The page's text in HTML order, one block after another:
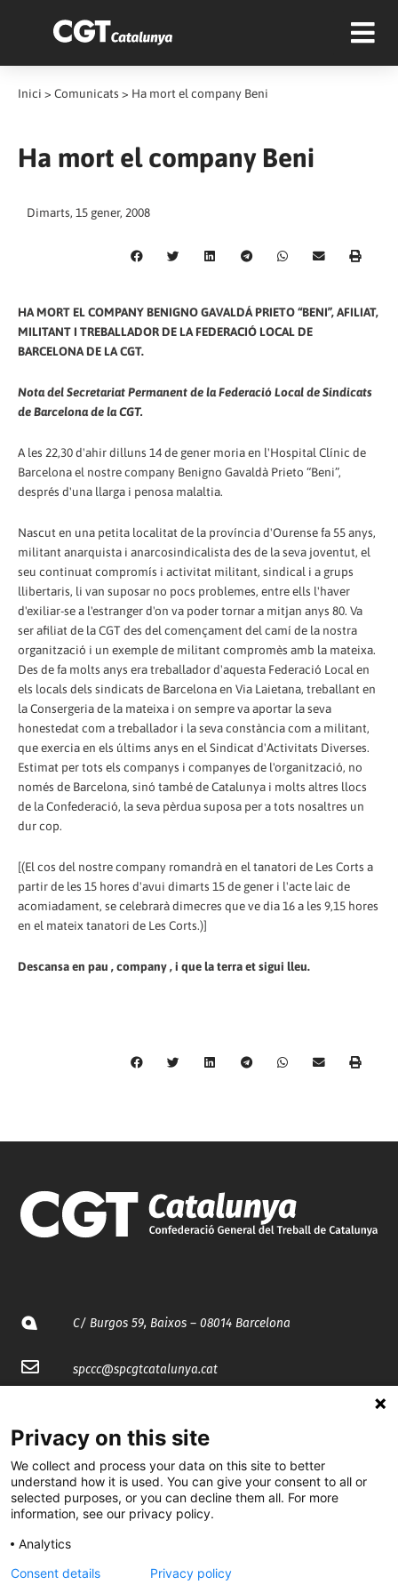
Inici > Comunicats > Ha mort el company Beni
Ha mort el company Beni
Dimarts, 15 gener, 2008
HA MORT EL COMPANY BENIGNO GAVALDÁ PRIETO “BENI”, AFILIAT,
MILITANT I TREBALLADOR DE LA FEDERACIÓ LOCAL DE
BARCELONA DE LA CGT.
Nota del Secretariat Permanent de la Federació Local de Sindicats
de Barcelona de la CGT.
A les 22,30 d'ahir dilluns 14 de gener moria en l'Hospital Clínic de
Barcelona el nostre company Benigno Gavaldà Prieto “Beni”,
després d'una llarga i penosa malaltia.
Nascut en una petita localitat de la província d'Ourense fa 55 anys,
militant anarquista i anarcosindicalista des de la seva joventut, el
seu continuat compromís i activitat militant, sindical i a grups
llibertaris, li van suposar no pocs problemes, entre ells l'haver
d'exiliar-se a l'estranger d'on va poder tornar a mitjan anys 80. Va
ser afiliat de la CGT des del començament del camí de la nostra
organització i un exemple de militant compromès amb la mateixa.
Des de fa molts anys era treballador d'aquesta Federació Local en
els locals dels sindicats de Barcelona en Via Laietana, treballant en
la Consergeria de la mateixa i on sempre va aportar la seva
honestedat com a treballador i la seva constància com a militant,
que exercia en els últims anys en el Sindicat d'Activitats Diverses.
Estimat per tots els companys i companyes de l'organització, no
només de Barcelona, sinó també de Catalunya i molts altres llocs
de la Confederació, la seva pèrdua suposa per a tots nosaltres un
dur cop.
[(El cos del nostre company romandrà en el tanatori de Les Corts a
partir de les 15 hores d'avui dimarts 15 de gener i l'acte laic de
acomiadament, se celebrarà dimecres que ve dia 16 a les 9,15 hores
en el mateix tanatori de Les Corts.)]
Descansa en pau , company , i que la terra et sigui lleu.
C/ Burgos 59, Baixos – 08014 Barcelona
spccc@spcgtcatalunya.cat
@CGTCatalunya
cgtcatalunya
cgtcatalunya
Privacy on this site
We collect and process your data on this site to better
understand how it is used. You can give your consent to all or
selected purposes, or you can decline them all. For more
information, see our privacy policy.
Analytics
Consent details
Privacy policy